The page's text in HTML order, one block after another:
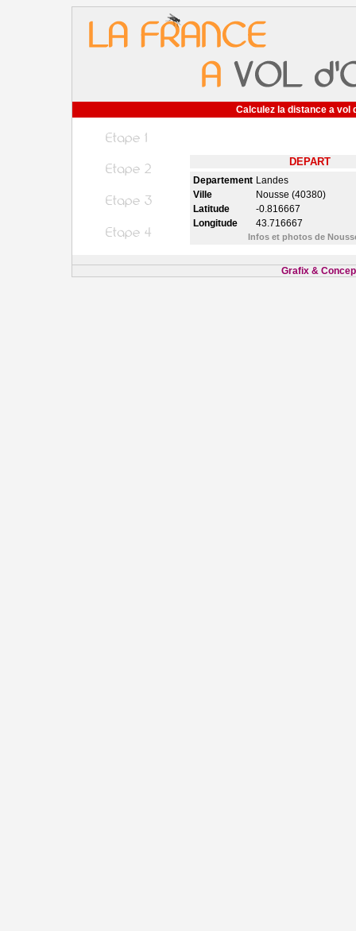
Calculez la distance a vol
DEPART
Departement Landes
Ville
Nousse (40380)
Latitude
-0.816667
Longitude
43.716667
Infos et photos de
Grafix &